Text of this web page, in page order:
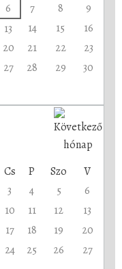
6 7 8
9
13 14 15
16
20 21 22
23
27 28 29
30
Cs P Szo
V
3 4 5
6
10 11 12
13
17 18 19
20
24 25 26
27